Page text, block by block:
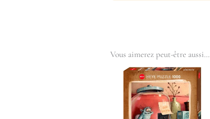
Vous aimerez peut-être aussi…